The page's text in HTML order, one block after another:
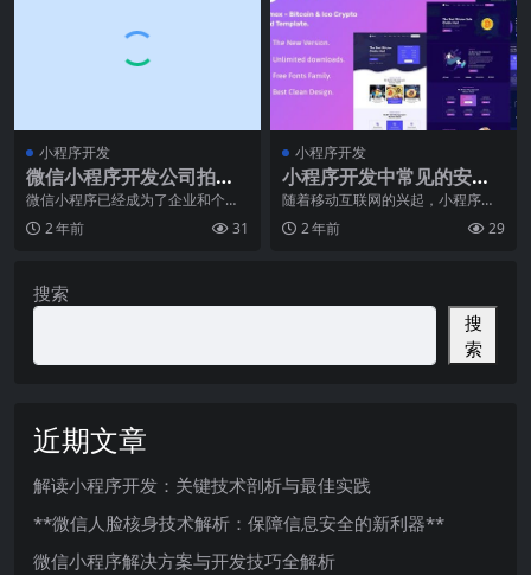
小程序开发
微信小程序开发公司拍卖
行业总体解决方案
微信小程序已经成为了企业和个人
获取信息、提供服务的重要工具。
特别是在拍卖行业，微
2 年前 31
小程序开发
小程序开发中常见的安全
风险与防范措施
随着移动互联网的兴起，小程序作
为一种轻量级应用模式快速获得了
用户的认可。然而，小
2 年前 29
搜索
搜
索
近期文章
解读小程序开发：关键技术剖析与最佳实践
**微信人脸核身技术解析：保障信息安全的新利器**
微信小程序解决方案与开发技巧全解析